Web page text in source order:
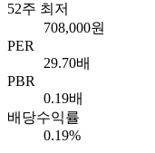
52주 최저
708,000원
PER
29.70배
PBR
0.19배
배당수익률
0.19%